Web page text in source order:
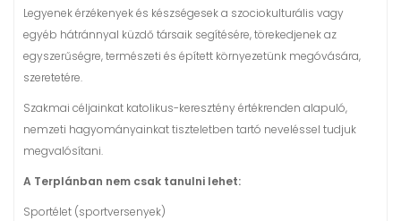
Legyenek érzékenyek és készségesek a szociokulturális vagy
egyéb hátránnyal küzdő társaik segítésére, törekedjenek az
egyszerűségre, természeti és épített környezetünk megóvására,
szeretetére.
Szakmai céljainkat katolikus-keresztény értékrenden alapuló,
nemzeti hagyományainkat tiszteletben tartó neveléssel tudjuk
megvalósítani.
A Terplánban nem csak tanulni lehet:
Sportélet (sportversenyek)